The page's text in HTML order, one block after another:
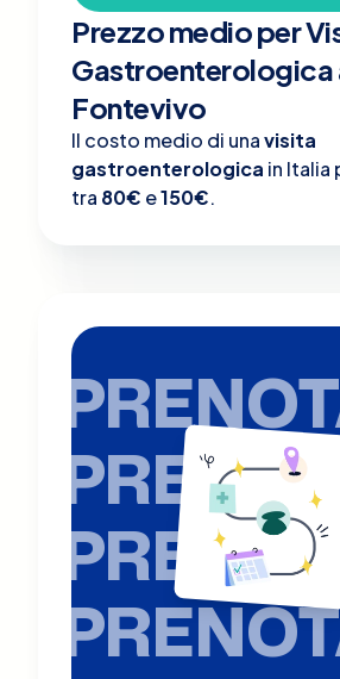
Prezzo medio per
Gastroenterologica
Fontevivo
Il costo medio di unavisita
gastroenterologica in Italia
tra 80€ e150€.